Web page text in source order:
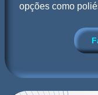
opções como